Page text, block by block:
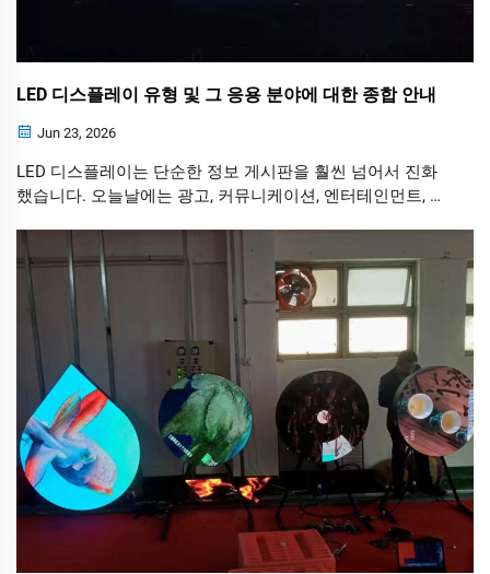
LED 디스플레이 유형 및 그 응용 분야에 대한 종합 안내
Jun 23, 2026
LED 디스플레이는 단순한 정보 게시판을 훨씬 넘어서 진화
했습니다. 오늘날에는 광고, 커뮤니케이션, 엔터테인먼트, 교
다.